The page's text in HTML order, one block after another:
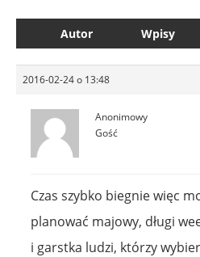
Autor Wpisy
2016-02-24 o 13:48
Anonimowy
Gość
Czas szybko biegnie więc
planować majowy, długi
i garstka ludzi, którzy